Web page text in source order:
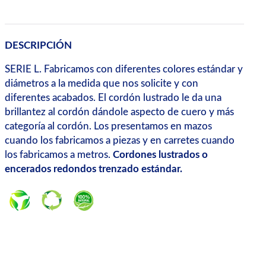
DESCRIPCIÓN
SERIE L. Fabricamos con diferentes colores estándar y
diámetros a la medida que nos solicite y con
diferentes acabados. El cordón lustrado le da una
brillantez al cordón dándole aspecto de cuero y más
categoría al cordón. Los presentamos en mazos
cuando los fabricamos a piezas y en carretes cuando
los fabricamos a metros. Cordones lustrados o
encerados redondos trenzado estándar.